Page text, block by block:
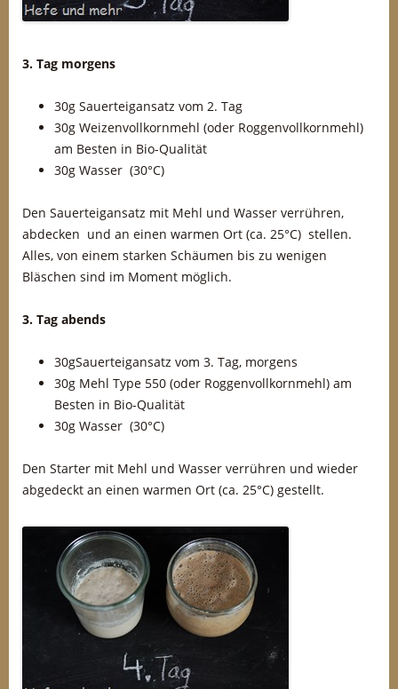
3. Tag morgens
30g Sauerteigansatz vom 2. Tag
30g Weizenvollkornmehl (oder Roggenvollkornmehl)
am Besten in Bio-Qualität
30g Wasser (30°C)
Den Sauerteigansatz mit Mehl und Wasser verrühren,
abdecken und an einen warmen Ort (ca. 25°C) stellen.
Alles, von einem starken Schäumen bis zu wenigen
Bläschen sind im Moment möglich.
3. Tag abends
30gSauerteigansatz vom 3. Tag, morgens
30g Mehl Type 550 (oder Roggenvollkornmehl) am
Besten in Bio-Qualität
30g Wasser (30°C)
Den Starter mit Mehl und Wasser verrühren und wieder
abgedeckt an einen warmen Ort (ca. 25°C) gestellt.